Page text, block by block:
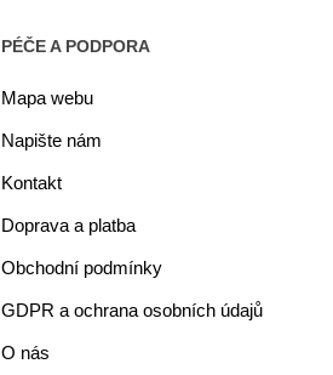
PÉČE A PODPORA
Mapa webu
Napište nám
Kontakt
Doprava a platba
Obchodní podmínky
GDPR a ochrana osobních údajů
O nás